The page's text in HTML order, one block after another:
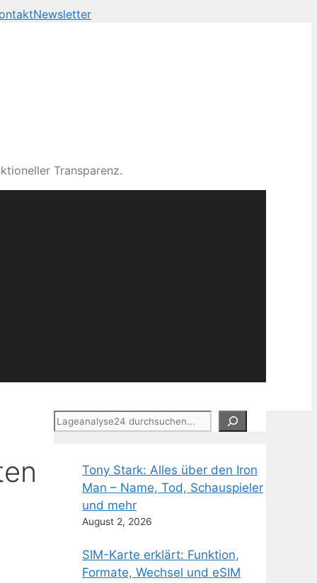
Newsletter
Transparenz.
Suchen
Tony Stark: Alles über den Iron
Man – Name, Tod, Schauspieler
und mehr
August 2, 2026
SIM-Karte erklärt: Funktion,
Formate, Wechsel und eSIM